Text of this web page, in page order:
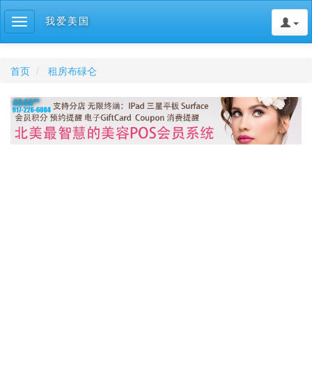
Toggle
navigation
我爱美国
首页 租房布碌仑